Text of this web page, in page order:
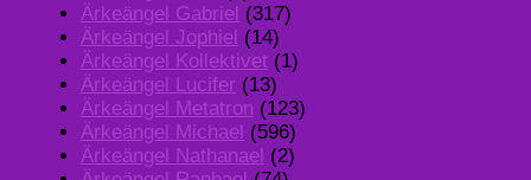
Ärkeängel Gabriel (317)
Ärkeängel Jophiel (14)
Ärkeängel Kollektivet (1)
Ärkeängel Lucifer (13)
Ärkeängel Metatron (123)
Ärkeängel Michael (596)
Ärkeängel Nathanael (2)